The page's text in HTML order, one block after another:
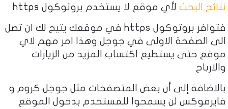
نتائج البحث لأي موقع لا يستخدم بروتوكول https
فتوافر بروتوكول https في موقعك يتيح لك ان تصل
الى الصفحة الاولى في جوجل وهذا امر مهم لاي
موقع حتى يستطيع اكتساب المزيد من الزيارات
والارباح
بالاضافة إلى أن بعض المتصفحات مثل جوجل كروم و
فايرفوكس لن يسمحوا للمستخدم بدخول الموقع